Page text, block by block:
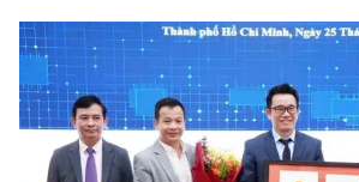
Câu chuyện quốc tế
Thị trường
Góc doanh nghiệp
Dữ liệu và đời sống
Truyền hình
Phim VTV
Giải trí